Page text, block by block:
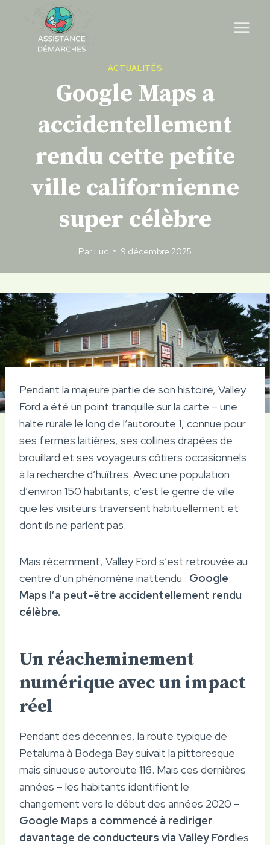
content
ACTUALITÉS
Google Maps a
accidentellement
rendu cette petite
ville californienne
super célèbre
Par Luc 9 décembre 2025
Pendant la majeure partie de son histoire, Valley
Ford a été un point tranquille sur la carte – une
halte rurale le long de l’autoroute 1, connue pour
ses fermes laitières, ses collines drapées de
brouillard et ses voyageurs côtiers occasionnels
à la recherche d’huîtres. Avec une population
d’environ 150 habitants, c’est le genre de ville
que les visiteurs traversent habituellement et
dont ils ne parlent pas.
Mais récemment, Valley Ford s’est retrouvée au
centre d’un phénomène inattendu : Google
Maps l’a peut-être accidentellement rendu
célèbre.
Un réacheminement
numérique avec un impact
réel
Pendant des décennies, la route typique de
Petaluma à Bodega Bay suivait la pittoresque
mais sinueuse autoroute 116. Mais ces dernières
années – les habitants identifient le
changement vers le début des années 2020 –
Google Maps a commencé à rediriger
davantage de conducteurs via Valley Fordles